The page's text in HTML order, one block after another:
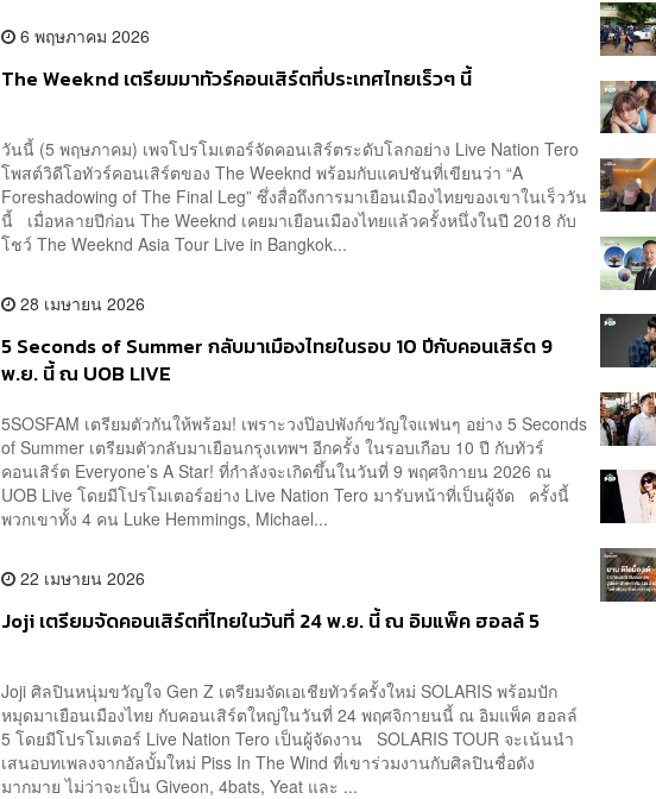
6 พฤษภาคม 2026
The Weeknd เตรียมมาทัวร์คอนเสิร์ตที่ประเทศไทยเร็วๆ นี้
วันนี้ (5 พฤษภาคม) เพจโปรโมเตอร์จัดคอนเสิร์ตระดับโลกอย่าง Live Nation Tero
โพสต์วิดีโอทัวร์คอนเสิร์ตของ The Weeknd พร้อมกับแคปชันที่เขียนว่า “A
Foreshadowing of The Final Leg” ซึ่งสื่อถึงการมาเยือนเมืองไทยของเขาในเร็ววัน
นี้ เมื่อหลายปีก่อน The Weeknd เคยมาเยือนเมืองไทยแล้วครั้งหนึ่งในปี 2018 กับ
โชว์ The Weeknd Asia Tour Live in Bangkok...
28 เมษายน 2026
5 Seconds of Summer กลับมาเมืองไทยในรอบ 10 ปีกับคอนเสิร์ต 9
พ.ย. นี้ ณ UOB LIVE
5SOSFAM เตรียมตัวกันให้พร้อม! เพราะวงป๊อปพังก์ขวัญใจแฟนๆ อย่าง 5 Seconds
of Summer เตรียมตัวกลับมาเยือนกรุงเทพฯ อีกครั้ง ในรอบเกือบ 10 ปี กับทัวร์
คอนเสิร์ต Everyone’s A Star! ที่กำลังจะเกิดขึ้นในวันที่ 9 พฤศจิกายน 2026 ณ
UOB Live โดยมีโปรโมเตอร์อย่าง Live Nation Tero มารับหน้าที่เป็นผู้จัด ครั้งนี้
พวกเขาทั้ง 4 คน Luke Hemmings, Michael...
22 เมษายน 2026
Joji เตรียมจัดคอนเสิร์ตที่ไทยในวันที่ 24 พ.ย. นี้ ณ อิมแพ็ค ฮอลล์ 5
Joji ศิลปินหนุ่มขวัญใจ Gen Z เตรียมจัดเอเชียทัวร์ครั้งใหม่ SOLARIS พร้อมปัก
หมุดมาเยือนเมืองไทย กับคอนเสิร์ตใหญ่ในวันที่ 24 พฤศจิกายนนี้ ณ อิมแพ็ค ฮอลล์
5 โดยมีโปรโมเตอร์ Live Nation Tero เป็นผู้จัดงาน SOLARIS TOUR จะเน้นนำ
เสนอบทเพลงจากอัลบั้มใหม่ Piss In The Wind ที่เขาร่วมงานกับศิลปินชื่อดัง
มากมาย ไม่ว่าจะเป็น Giveon, 4bats, Yeat และ ...